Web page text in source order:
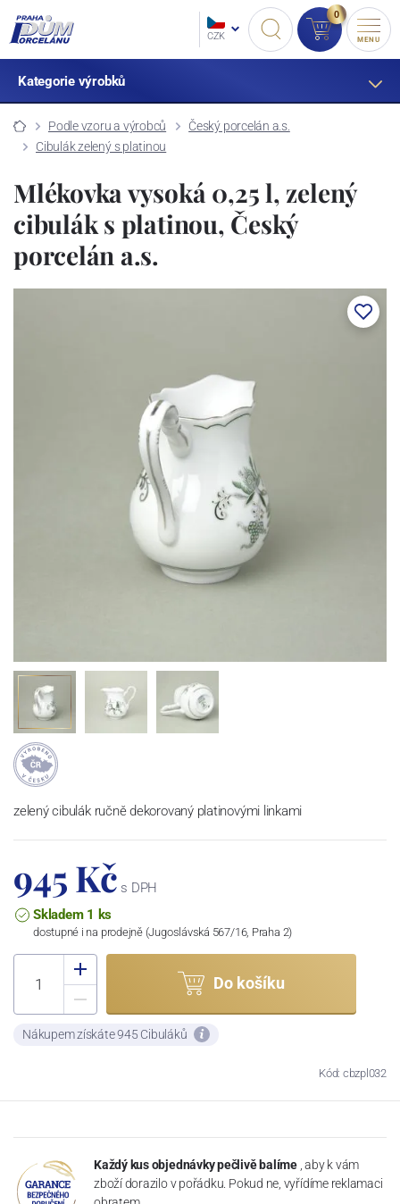
CZK
0
MENU
Kategorie výrobků
Podle vzoru a výrobců
Český porcelán a.s.
Cibulák zelený s platinou
Mlékovka vysoká 0,25 l, zelený
cibulák s platinou, Český
porcelán a.s.
zelený cibulák ručně dekorovaný platinovými linkami
945 Kč s DPH
Skladem 1 ks
dostupné i na prodejně (Jugoslávská 567/16, Praha 2)
Do košíku
Nákupem získáte 945 Cibuláků
Kód: cbzpl032
Každý kus objednávky pečlivě balíme , aby k vám
zboží dorazilo v pořádku. Pokud ne, vyřídíme reklamaci